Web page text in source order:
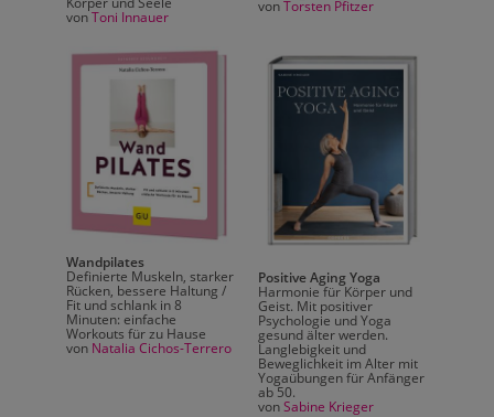
von Toni Innauer
von Torsten Pfitzer
Wandpilates
Definierte Muskeln, starker
Rücken, bessere Haltung /
Fit und schlank in 8
Minuten: einfache
Workouts für zu Hause
von Natalia Cichos-Terrero
Positive Aging Yoga
Harmonie für Körper und
Geist. Mit positiver
Psychologie und Yoga
gesund älter werden.
Langlebigkeit und
Beweglichkeit im Alter mit
Yogaübungen für Anfänger
ab 50.
von Sabine Krieger